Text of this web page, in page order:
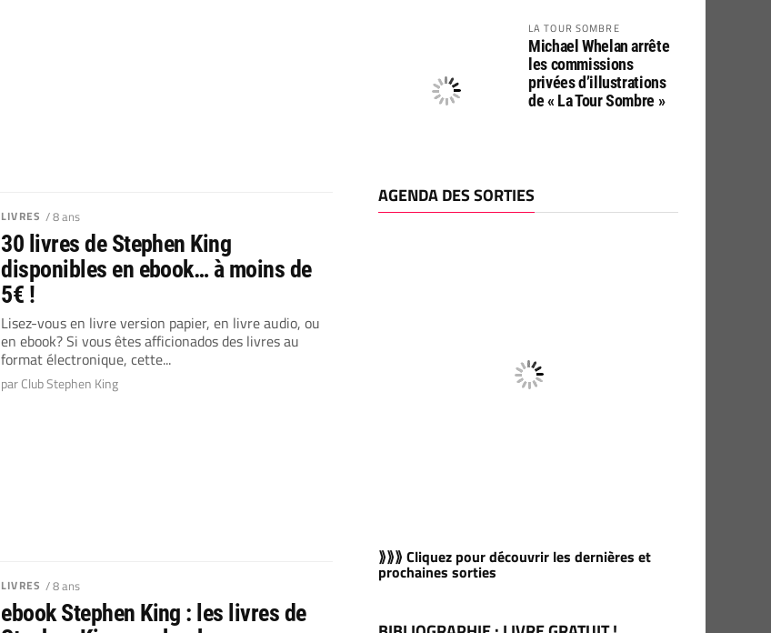
LIVRES / 8 ans
30 livres de Stephen King
disponibles en ebook… à moins de
5€ !
Lisez-vous en livre version papier, en livre audio, ou
en ebook? Si vous êtes afficionados des livres au
format électronique, cette...
par Club Stephen King
LIVRES / 8 ans
ebook Stephen King : les livres de
LA TOUR SOMBRE
Michael Whelan arrête
les commissions
privées d’illustrations
de « La Tour Sombre »
AGENDA DES SORTIES
⟫⟫⟫ Cliquez pour découvrir les dernières et
prochaines sorties